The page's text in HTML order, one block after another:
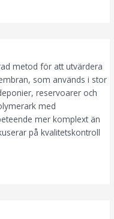
metod för att utvärdera
som används i stor
reservoarer och
med
mer komplext än
på kvalitetskontroll